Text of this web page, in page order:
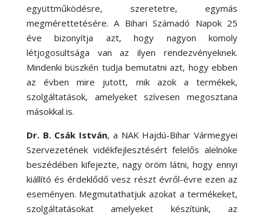
együttműködésre, szeretetre, egymás
megmérettetésére. A Bihari Számadó Napok 25
éve bizonyítja azt, hogy nagyon komoly
létjogosultsága van az ilyen rendezvényeknek.
Mindenki büszkén tudja bemutatni azt, hogy ebben
az évben mire jutott, mik azok a termékek,
szolgáltatások, amelyeket szívesen megosztana
másokkal is.
Dr. B. Csák István, a NAK Hajdú-Bihar Vármegyei
Szervezetének vidékfejlesztésért felelős alelnöke
beszédében kifejezte, nagy öröm látni, hogy ennyi
kiállító és érdeklődő vesz részt évről-évre ezen az
eseményen. Megmutathatjuk azokat a termékeket,
szolgáltatásokat amelyeket készítünk, az